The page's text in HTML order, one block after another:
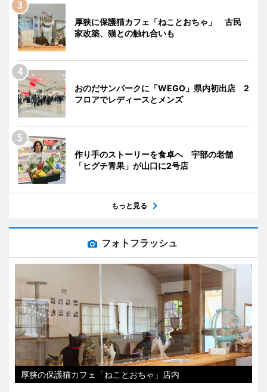
厚狭に保護猫カフェ「ねことおちゃ」 古民
家改築、猫との触れ合いも
おのだサンパークに「WEGO」県内初出店 2
フロアでレディースとメンズ
作り手のストーリーを食卓へ 宇部の老舗
「ヒグチ青果」が山口に2号店
もっと見る
フォトフラッシュ
厚狭の保護猫カフェ「ねことおちゃ」店内